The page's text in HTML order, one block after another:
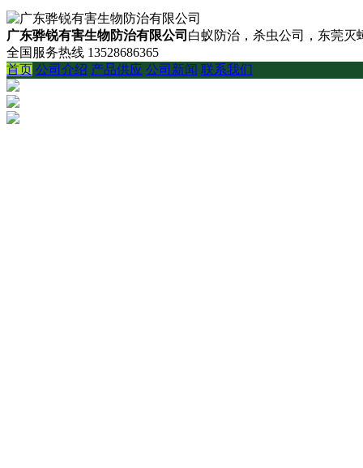
广东骅锐有害生物防治有限公司 白蚁防治，杀虫公司，东莞灭
全国服务热线 13528686365
首页 公司介绍 产品供应 公司新闻 联系我们